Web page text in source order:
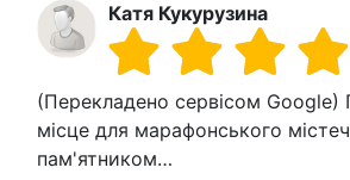
Катя Кукурузина
(Перекладено сервісом Google)
місце для марафонського
пам'ятником…